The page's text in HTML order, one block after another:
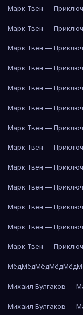
Марк Твен —
Марк Твен —
Марк Твен —
Марк Твен —
Марк Твен —
Марк Твен —
Марк Твен —
Марк Твен —
Марк Твен —
Марк Твен —
Марк Твен —
Марк Твен —
Марк Твен —
МёдМёдМёдМёдМёд
Михаил Булгаков —
Михаил Булгаков —